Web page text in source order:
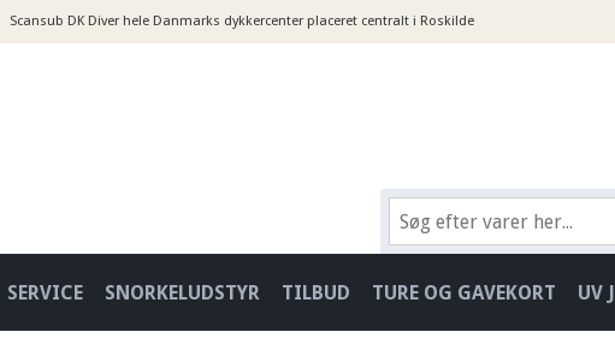
Scansub DK Diver hele Danmarks dykkercenter placeret centralt i Roskilde
SERVICE SNORKELUDSTYR TILBUD TURE OG GAVEKORT UV